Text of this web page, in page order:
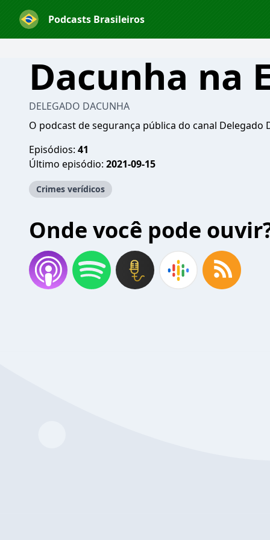
Podcasts Brasileiros
Dacunha na
DELEGADO DACUNHA
O podcast de segurança pública do canal Delegado
Episódios: 41
Último episódio: 2021-09-15
Crimes verídicos
Onde você pode